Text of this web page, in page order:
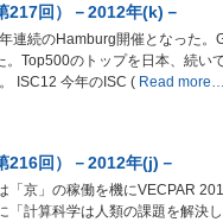
217回）－2012年(k)－
連続のHamburg開催となった。
。Top500のトップを日本、続い
ISC12 今年のISC (Read
216回）－2012年(j)－
「京」の稼働を機にVECPAR
「計算科学は人類の課題を解決